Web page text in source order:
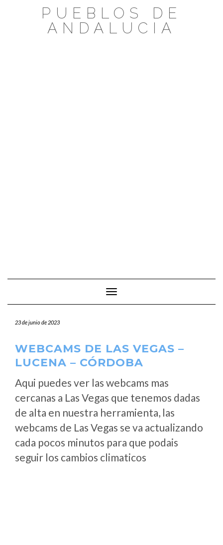
PUEBLOS DE
ANDALUCIA
Cambiar modo de navegación
23 de junio de 2023
WEBCAMS DE LAS VEGAS –
LUCENA – CÓRDOBA
Aqui puedes ver las webcams mas
cercanas a Las Vegas que tenemos dadas
de alta en nuestra herramienta, las
webcams de Las Vegas se va actualizando
cada pocos minutos para que podais
seguir los cambios climaticos